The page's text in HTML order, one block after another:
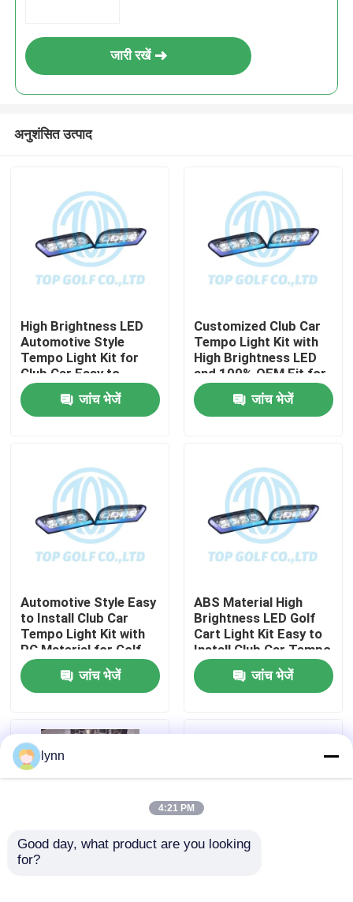
उत्पादों
हमारे बारे में
कारखाना भ्रमण
गुणवत्ता नियंत्रण
संपर्क करें
समाचार
गोल्फ कार्ट व्हील कवर
जारी रखें
अनुशंसित उत्पाद
High Brightness LED
Automotive Style
Tempo Light Kit for
Club Car Easy to
Install Golf Cart LED
Light Kit जांच भेजें
Customized Club Car
Tempo Light Kit with
High Brightness LED
and 100% OEM Fit for
Golf Cart
जांच भेजें
Automotive Style Easy
to Install Club Car
Tempo Light Kit with
PC Material for Golf
Cart LED Light Kit
जांच भेजें
ABS Material High
Brightness LED Golf
Cart Light Kit Easy to
Install Club Car Tempo
जांच भेजें
lynn
4:21 PM
Good day, what product are you looking
for?